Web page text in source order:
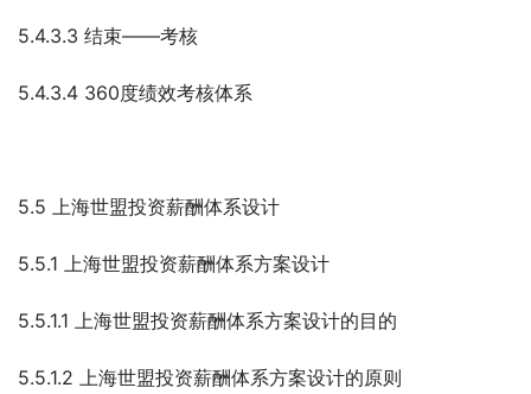
5.4.3.3 结束——考核
5.4.3.4 360度绩效考核体系
5.5 上海世盟投资薪酬体系设计
5.5.1 上海世盟投资薪酬体系方案设计
5.5.1.1 上海世盟投资薪酬体系方案设计的目的
5.5.1.2 上海世盟投资薪酬体系方案设计的原则